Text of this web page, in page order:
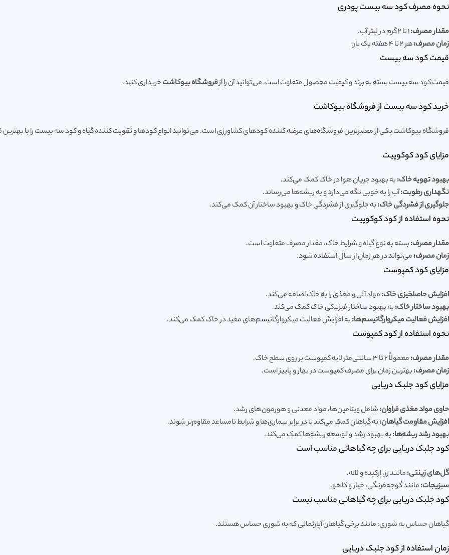
نحوه مصرف کود سه بیست پودری
مقدار مصرف:
زمان مصرف:هر 2 تا 4 هفته یک بار.
قیمت کود سه بیست
قیمت کود سه بیست بسته به برند و کیفیت محصول متفاوت است. می‌توانید آن را ازفروشگاه‌ بیوکاشتخریداری کنید.
خرید کود سه بیست از فروشگاه بیوکاشت
فروشگاه بیوکاشت یکی از معتبرترین فروشگاه‌های عرضه کننده کودهای کشاورزی است. می‌توانید انواع کودها و تقویت کننده گیاه و کود سه بیست را با بهترین
مزایای کود کوکوپیت
بهبود تهویه خاک:به بهبود جریان هوا در خاک کمک می‌کند.
نگهداری رطوبت:آب را به خوبی نگه می‌دارد و به ریشه‌ها می‌رساند.
جلوگیری از فشردگی خاک:به جلوگیری از فشردگی خاک و بهبود ساختار آن کمک می‌کند.
نحوه استفاده از کود کوکوپیت
مقدار مصرف:بسته به نوع گیاه و شرایط خاک، مقدار مصرف متفاوت است.
زمان مصرف:می‌تواند در هر زمان از سال استفاده شود.
مزایای کود کمپوست
افزایش حاصلخیزی خاک:مواد آلی و مغذی را به خاک اضافه می‌کند.
بهبود ساختار خاک:به بهبود ساختار فیزیکی خاک کمک می‌کند.
افزایش فعالیت میکروارگانیسم‌ها:به افزایش فعالیت میکروارگانیسم‌های مفید در خاک کمک می‌کند.
نحوه استفاده از کود کمپوست
مقدار مصرف:معمولاً 2 تا 3 سانتی‌متر لایه کمپوست بر روی سطح خاک.
زمان مصرف:بهترین زمان برای مصرف کمپوست در بهار و پاییز است.
مزایای کود جلبک دریایی
حاوی مواد مغذی فراوان:شامل ویتامین‌ها، مواد معدنی و هورمون‌های رشد.
افزایش مقاومت گیاهان:به گیاهان کمک می‌کند تا در برابر بیماری‌ها و شرایط نامساعد مقاوم‌تر شوند.
بهبود رشد ریشه‌ها:به بهبود رشد و توسعه ریشه‌ها کمک می‌کند.
کود جلبک دریایی برای چه گیاهانی مناسب است
گل‌های زینتی:مانند رز، ارکیده و لاله.
سبزیجات:مانند گوجه‌فرنگی، خیار و کاهو.
کود جلبک دریایی برای چه گیاهانی مناسب نیست
گیاهان حساس به شوری: مانند برخی گیاهان آپارتمانی که به شوری حساس هستند.
زمان استفاده از کود جلبک دریایی